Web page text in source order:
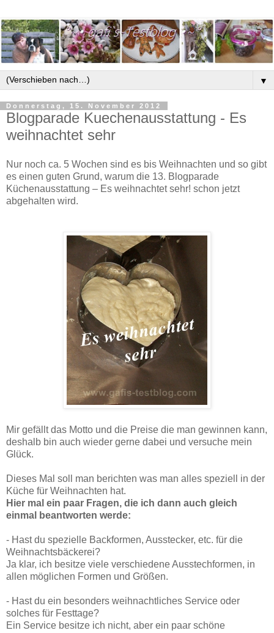
▼
Donnerstag, 15. November 2012
Blogparade Kuechenausstattung - Es
weihnachtet sehr
Nur noch ca. 5 Wochen sind es bis Weihnachten und so gibt
es einen guten Grund, warum die 13. Blogparade
Küchenausstattung – Es weihnachtet sehr! schon jetzt
abgehalten wird.
Mir gefällt das Motto und die Preise die man gewinnen kann,
deshalb bin auch wieder gerne dabei und versuche mein
Glück.
Dieses Mal soll man berichten was man alles speziell in der
Küche für Weihnachten hat.
Hier mal ein paar Fragen, die ich dann auch gleich
einmal beantworten werde:
- Hast du spezielle Backformen, Ausstecker, etc. für die
Weihnachtsbäckerei?
Ja klar, ich besitze viele verschiedene Ausstechformen, in
allen möglichen Formen und Größen.
- Hast du ein besonders weihnachtliches Service oder
solches für Festtage?
Ein Service besitze ich nicht, aber ein paar schöne